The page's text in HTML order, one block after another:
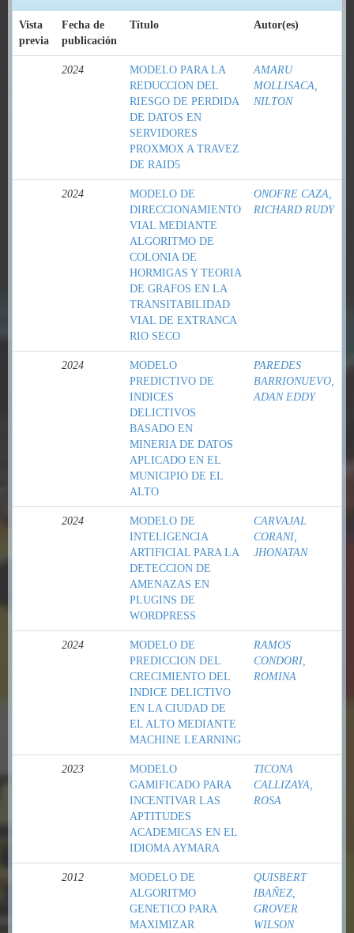
Vista
previa
Fecha de
publicación
Título Autor(es)
2024
MODELO PARA LA
REDUCCION DEL
RIESGO DE PERDIDA
DE DATOS EN
SERVIDORES
PROXMOX A TRAVEZ
DE RAID5
AMARU
MOLLISACA,
NILTON
2024
MODELO DE
DIRECCIONAMIENTO
VIAL MEDIANTE
ALGORITMO DE
COLONIA DE
HORMIGAS Y TEORIA
DE GRAFOS EN LA
TRANSITABILIDAD
VIAL DE EXTRANCA
RIO SECO
ONOFRE CAZA,
RICHARD RUDY
2024
MODELO
PREDICTIVO DE
INDICES
DELICTIVOS
BASADO EN
MINERIA DE DATOS
APLICADO EN EL
MUNICIPIO DE EL
ALTO
PAREDES
BARRIONUEVO,
ADAN EDDY
2024
MODELO DE
INTELIGENCIA
ARTIFICIAL PARA LA
DETECCION DE
AMENAZAS EN
PLUGINS DE
WORDPRESS
CARVAJAL
CORANI,
JHONATAN
2024
MODELO DE
PREDICCION DEL
CRECIMIENTO DEL
INDICE DELICTIVO
EN LA CIUDAD DE
EL ALTO MEDIANTE
MACHINE LEARNING
RAMOS
CONDORI,
ROMINA
2023
MODELO
GAMIFICADO PARA
INCENTIVAR LAS
APTITUDES
ACADEMICAS EN EL
IDIOMA AYMARA
TICONA
CALLIZAYA,
ROSA
2012
MODELO DE
ALGORITMO
GENETICO PARA
MAXIMIZAR
QUISBERT
IBAÑEZ,
GROVER
WILSON